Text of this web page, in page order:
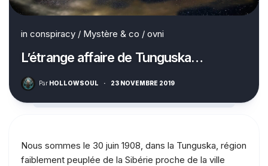
in conspiracy / Mystère & co / ovni
L’étrange affaire de Tunguska…
Par HOLLOWSOUL · 23 NOVEMBRE 2019
Nous sommes le 30 juin 1908, dans la Tunguska, région
faiblement peuplée de la Sibérie proche de la ville